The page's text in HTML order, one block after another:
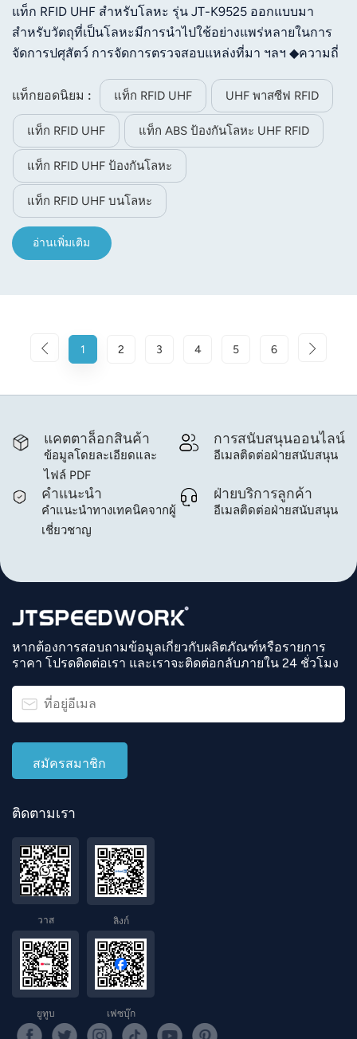
860-960MHz
แท็ก RFID UHF สำหรับโลหะ รุ่น JT-K9525 ออกแบบมา
สำหรับวัตถุที่เป็นโลหะมีการนำไปใช้อย่างแพร่หลายในการ
จัดการปศุสัตว์ การจัดการตรวจสอบแหล่งที่มา ฯลฯ ◆ความถี่
ผิวโลหะ
แท็กยอดนิยม : แท็ก RFID UHF UHF พาสซีฟ RFID
แท็ก RFID UHF แท็ก ABS ป้องกันโลหะ UHF RFID
แท็ก RFID UHF ป้องกันโลหะ
แท็ก RFID UHF บนโลหะ
อ่านเพิ่มเติม
1 2 3 4 5 6
แคตตาล็อกสินค้า
ข้อมูลโดยละเอียดและ
ไฟล์ PDF
การสนับสนุนออนไลน์
อีเมลติดต่อฝ่ายสนับสนุน
คำแนะนำ
คำแนะนำทางเทคนิคจากผู้
เชี่ยวชาญ
ฝ่ายบริการลูกค้า
อีเมลติดต่อฝ่ายสนับสนุน
หากต้องการสอบถามข้อมูลเกี่ยวกับผลิตภัณฑ์หรือรายการ
ราคา โปรดติดต่อเรา และเราจะติดต่อกลับภายใน 24 ชั่วโมง
ติดตามเรา
วาส ลิงก์
ยูทูบ เฟซบุ๊ก